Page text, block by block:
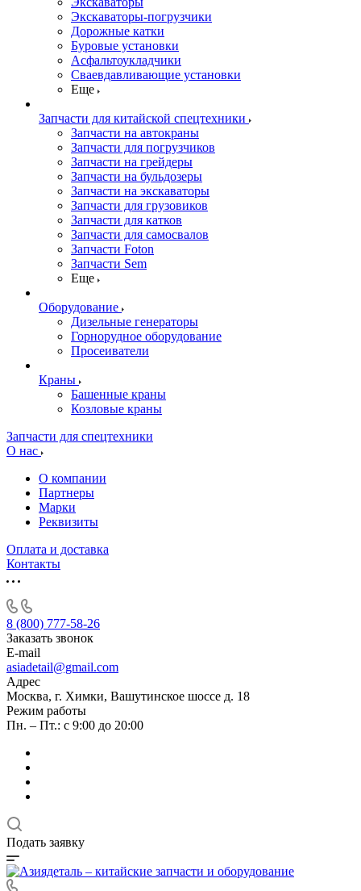
Экскаваторы-погрузчики
Дорожные катки
Буровые установки
Асфальтоукладчики
Сваевдавливающие установки
Еще
Запчасти для китайской спецтехники
Запчасти на автокраны
Запчасти для погрузчиков
Запчасти на грейдеры
Запчасти на бульдозеры
Запчасти на экскаваторы
Запчасти для грузовиков
Запчасти для катков
Запчасти для самосвалов
Запчасти Foton
Запчасти Sem
Еще
Оборудование
Дизельные генераторы
Горнорудное оборудование
Просеиватели
Краны
Башенные краны
Козловые краны
Запчасти для спецтехники
О нас
О компании
Партнеры
Марки
Реквизиты
Оплата и доставка
Контакты
8 (800) 777-58-26
Заказать звонок
E-mail
asiadetail@gmail.com
Адрес
Москва, г. Химки, Вашутинское шоссе д. 18
Режим работы
Пн. – Пт.: с 9:00 до 20:00
Подать заявку